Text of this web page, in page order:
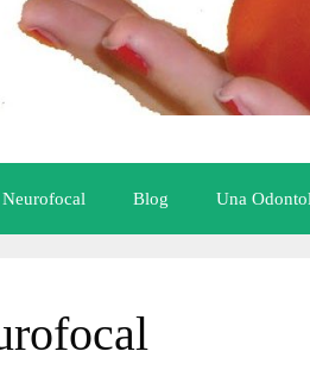
Blog Una